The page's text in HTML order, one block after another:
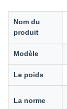
Nom du
produit
Modèle
Le poids
La norme